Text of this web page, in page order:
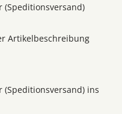
(Speditionsversand)
Artikelbeschreibung
ins